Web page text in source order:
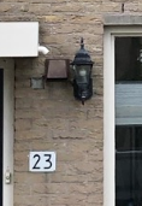
Adres